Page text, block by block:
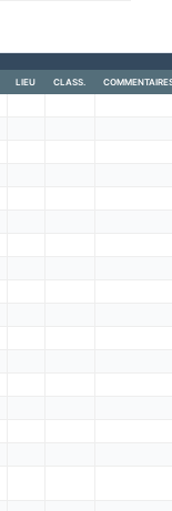
LIEU CLASS.